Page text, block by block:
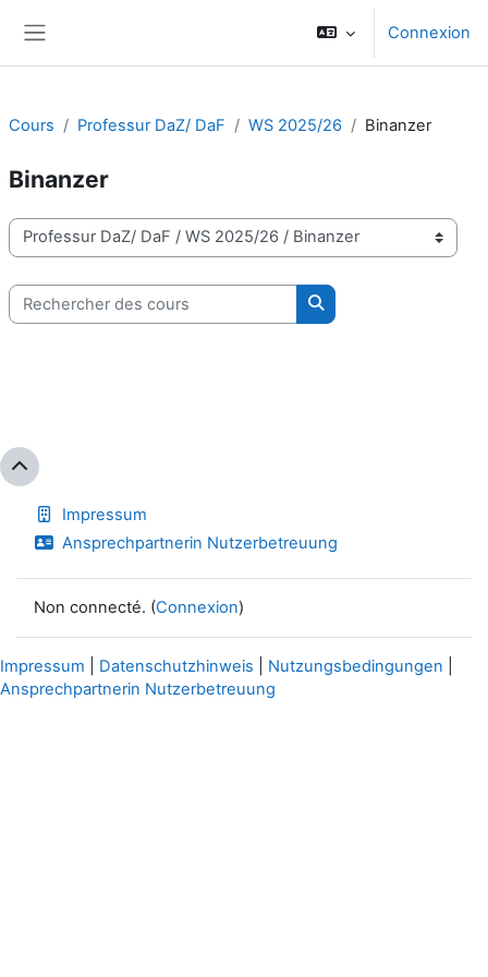
Connexion
Cours Professur DaZ/ DaF WS 2025/26 Binanzer
Binanzer
Catégories de cours
Rechercher des cours
Rechercher des cours
Impressum
Ansprechpartnerin Nutzerbetreuung
Non connecté. (Connexion)
Impressum Datenschutzhinweis Nutzungsbedingungen
Ansprechpartnerin Nutzerbetreuung